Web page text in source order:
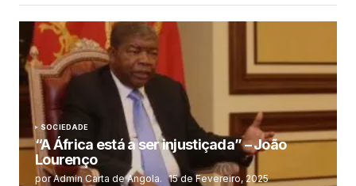
SOCIEDADE
“A África está a ser injustiçada” – João
Lourenço
por Admin Carta de Angola. 15 de Fevereiro, 2025